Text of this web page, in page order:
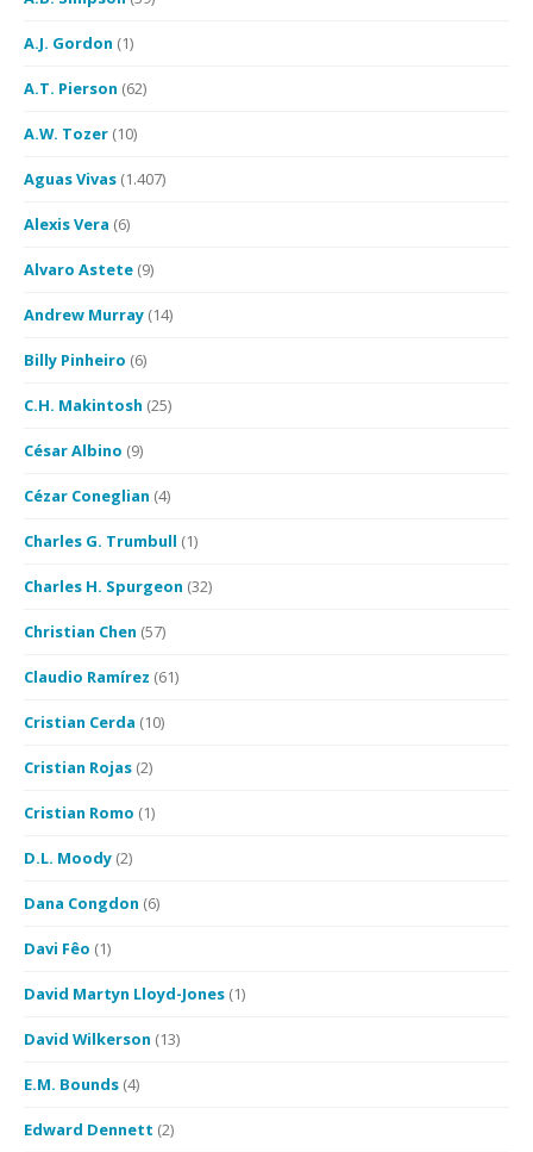
A.J. Gordon (1)
A.T. Pierson (62)
A.W. Tozer (10)
Aguas Vivas (1.407)
Alexis Vera (6)
Alvaro Astete (9)
Andrew Murray (14)
Billy Pinheiro (6)
C.H. Makintosh (25)
César Albino (9)
Cézar Coneglian (4)
Charles G. Trumbull (1)
Charles H. Spurgeon (32)
Christian Chen (57)
Claudio Ramírez (61)
Cristian Cerda (10)
Cristian Rojas (2)
Cristian Romo (1)
D.L. Moody (2)
Dana Congdon (6)
Davi Fêo (1)
David Martyn Lloyd-Jones (1)
David Wilkerson (13)
E.M. Bounds (4)
Edward Dennett (2)